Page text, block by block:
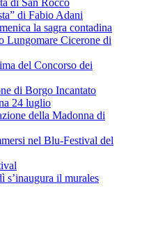
di San Rocco
di Fabio Adani
la sagra contadina
Lungomare Cicerone di
del Concorso dei
di Borgo Incantato
24 luglio
della Madonna di
nel Blu-Festival del
il murales